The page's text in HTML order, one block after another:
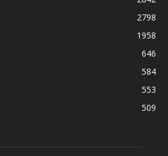
2798
1958
646
584
553
509